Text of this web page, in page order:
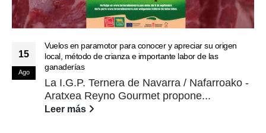
15
Ago
Vuelos en paramotor para conocer y apreciar su origen
local, método de crianza e importante labor de las
ganaderías
La I.G.P. Ternera de Navarra / Nafarroako -
Aratxea Reyno Gourmet propone...
Leer más